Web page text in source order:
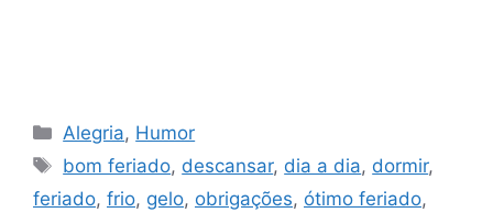
Categorias
Alegria, Humor
Tags
bom feriado, descansar, dia a dia, dormir,
feriado, frio, gelo, obrigações, ótimo feriado,